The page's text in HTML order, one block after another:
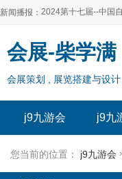
新闻播报：
2024上海自有品牌展
2024全球自有--品牌
2024上海自有品牌展
2024第十七届--中国
2024全球自有--品牌
2024年上海--第17届
会展-柴学满
会展策划 , 展览搭建与设
j9九游会 j9九
您当前的位置： j9九游会